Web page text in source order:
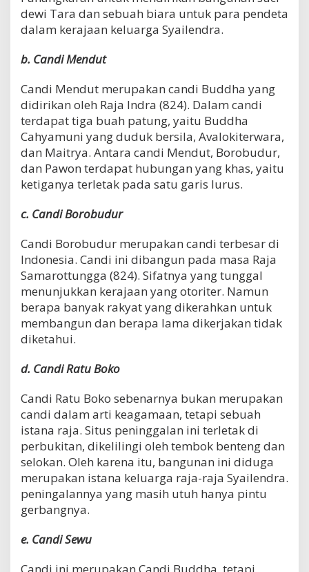
dewi Tara dan sebuah biara untuk para pendeta
dalam kerajaan keluarga Syailendra.
b. Candi Mendut
Candi Mendut merupakan candi Buddha yang
didirikan oleh Raja Indra (824). Dalam candi
terdapat tiga buah patung, yaitu Buddha
Cahyamuni yang duduk bersila, Avalokiterwara,
dan Maitrya. Antara candi Mendut, Borobudur,
dan Pawon terdapat hubungan yang khas, yaitu
ketiganya terletak pada satu garis lurus.
c. Candi Borobudur
Candi Borobudur merupakan candi terbesar di
Indonesia. Candi ini dibangun pada masa Raja
Samarottungga (824). Sifatnya yang tunggal
menunjukkan kerajaan yang otoriter. Namun
berapa banyak rakyat yang dikerahkan untuk
membangun dan berapa lama dikerjakan tidak
diketahui.
d. Candi Ratu Boko
Candi Ratu Boko sebenarnya bukan merupakan
candi dalam arti keagamaan, tetapi sebuah
istana raja. Situs peninggalan ini terletak di
perbukitan, dikelilingi oleh tembok benteng dan
selokan. Oleh karena itu, bangunan ini diduga
merupakan istana keluarga raja-raja Syailendra.
peningalannya yang masih utuh hanya pintu
gerbangnya.
e. Candi Sewu